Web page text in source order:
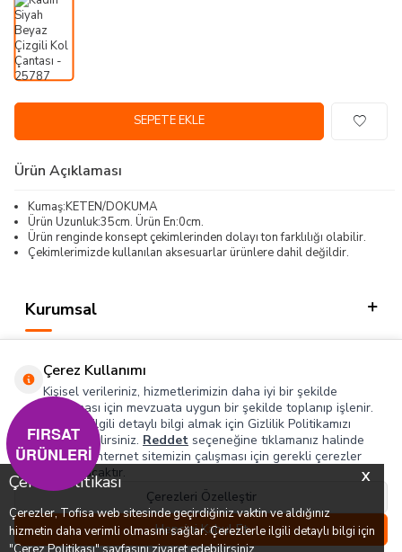
X
Çerez Politikası
Çerezler, Tofisa web sitesinde geçirdiğiniz vaktin ve aldığınız
hizmetin daha verimli olmasını sağlar. Çerezlerle ilgili detaylı bilgi için
Menü
0
Favorilerim Hesabım Sepetim
SEPETE EKLE
Ürün Açıklaması
Kumaş:KETEN/DOKUMA
Ürün Uzunluk:35cm. Ürün En:0cm.
Ürün renginde konsept çekimlerinden dolayı ton farklılığı olabilir.
Çekimlerimizde kullanılan aksesuarlar ürünlere dahil değildir.
Kurumsal
Hızlı Erişim
Sosyal
Adres & İletişim
T-SOFT
Çerez Kullanımı
Kişisel verileriniz, hizmetlerimizin daha iyi bir şekilde
sunulması için mevzuata uygun bir şekilde toplanıp işlenir.
Konuyla ilgili detaylı bilgi almak için Gizlilik Politikamızı
inceleyebilirsiniz. Reddet seçeneğine tıklamanız halinde
yalnızca internet sitemizin çalışması için gerekli çerezler
kullanılacaktır.
Çerezleri Özelleştir
Hepsini Kabul Et
FIRSAT
ÜRÜNLERİ